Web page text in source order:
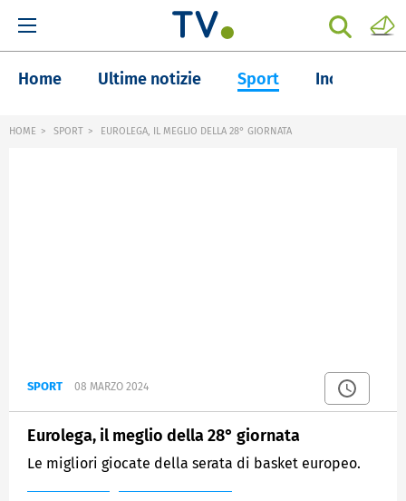
Home Ultime notizie Sport Inchieste
HOME SPORT EUROLEGA, IL MEGLIO DELLA 28° GIORNATA
SPORT 08 MARZO 2024
Eurolega, il meglio della 28° giornata
Le migliori giocate della serata di basket europeo.